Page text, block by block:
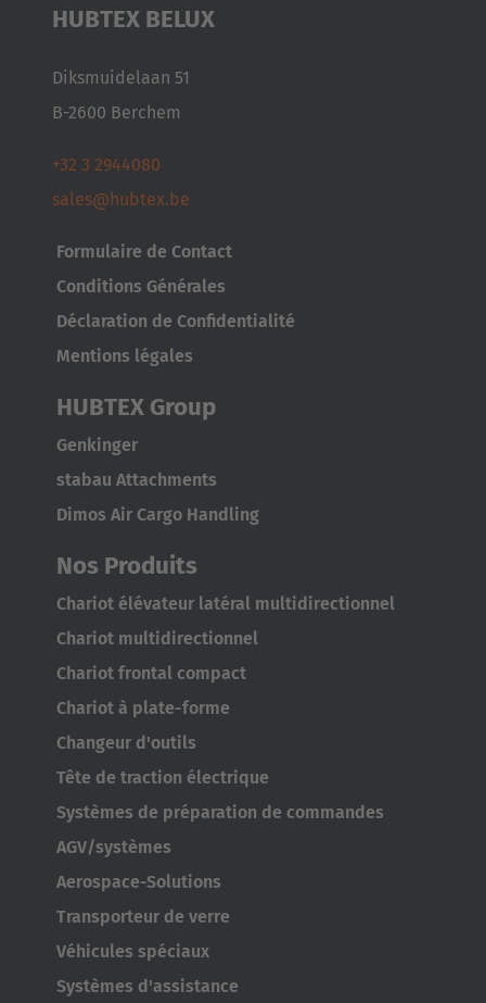
Japan
HUBTEX BELUX
Diksmuidelaan 51
B-2600 Berchem
+32 3 2944080
sales@hubtex.be
Formulaire de Contact
Conditions Générales
Déclaration de Confidentialité
Mentions légales
HUBTEX Group
Genkinger
stabau Attachments
Dimos Air Cargo Handling
Nos Produits
Chariot élévateur latéral multidirectionnel
Chariot multidirectionnel
Chariot frontal compact
Chariot à plate-forme
Changeur d'outils
Tête de traction électrique
Systèmes de préparation de commandes
AGV/systèmes
Aerospace-Solutions
Transporteur de verre
Véhicules spéciaux
Systèmes d'assistance